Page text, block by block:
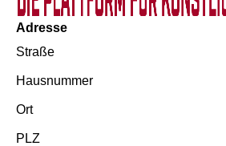
Adresse
Straße
Hausnummer
Ort
PLZ